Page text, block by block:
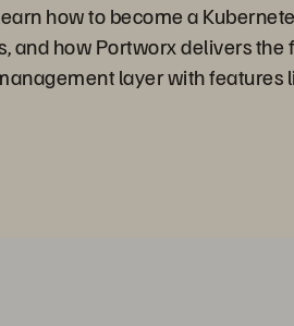
how to become a
and how Portworx delivers
layer with